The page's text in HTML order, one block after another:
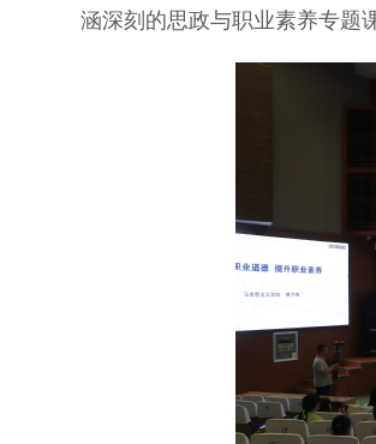
涵深刻的思政与职业素养专题